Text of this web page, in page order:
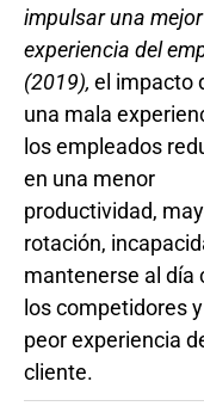
impulsar una mejor
experiencia del
(2019), el impacto
una mala
los empleados
en una menor
productividad,
rotación,
mantenerse al día
los competidores
peor experiencia
cliente.